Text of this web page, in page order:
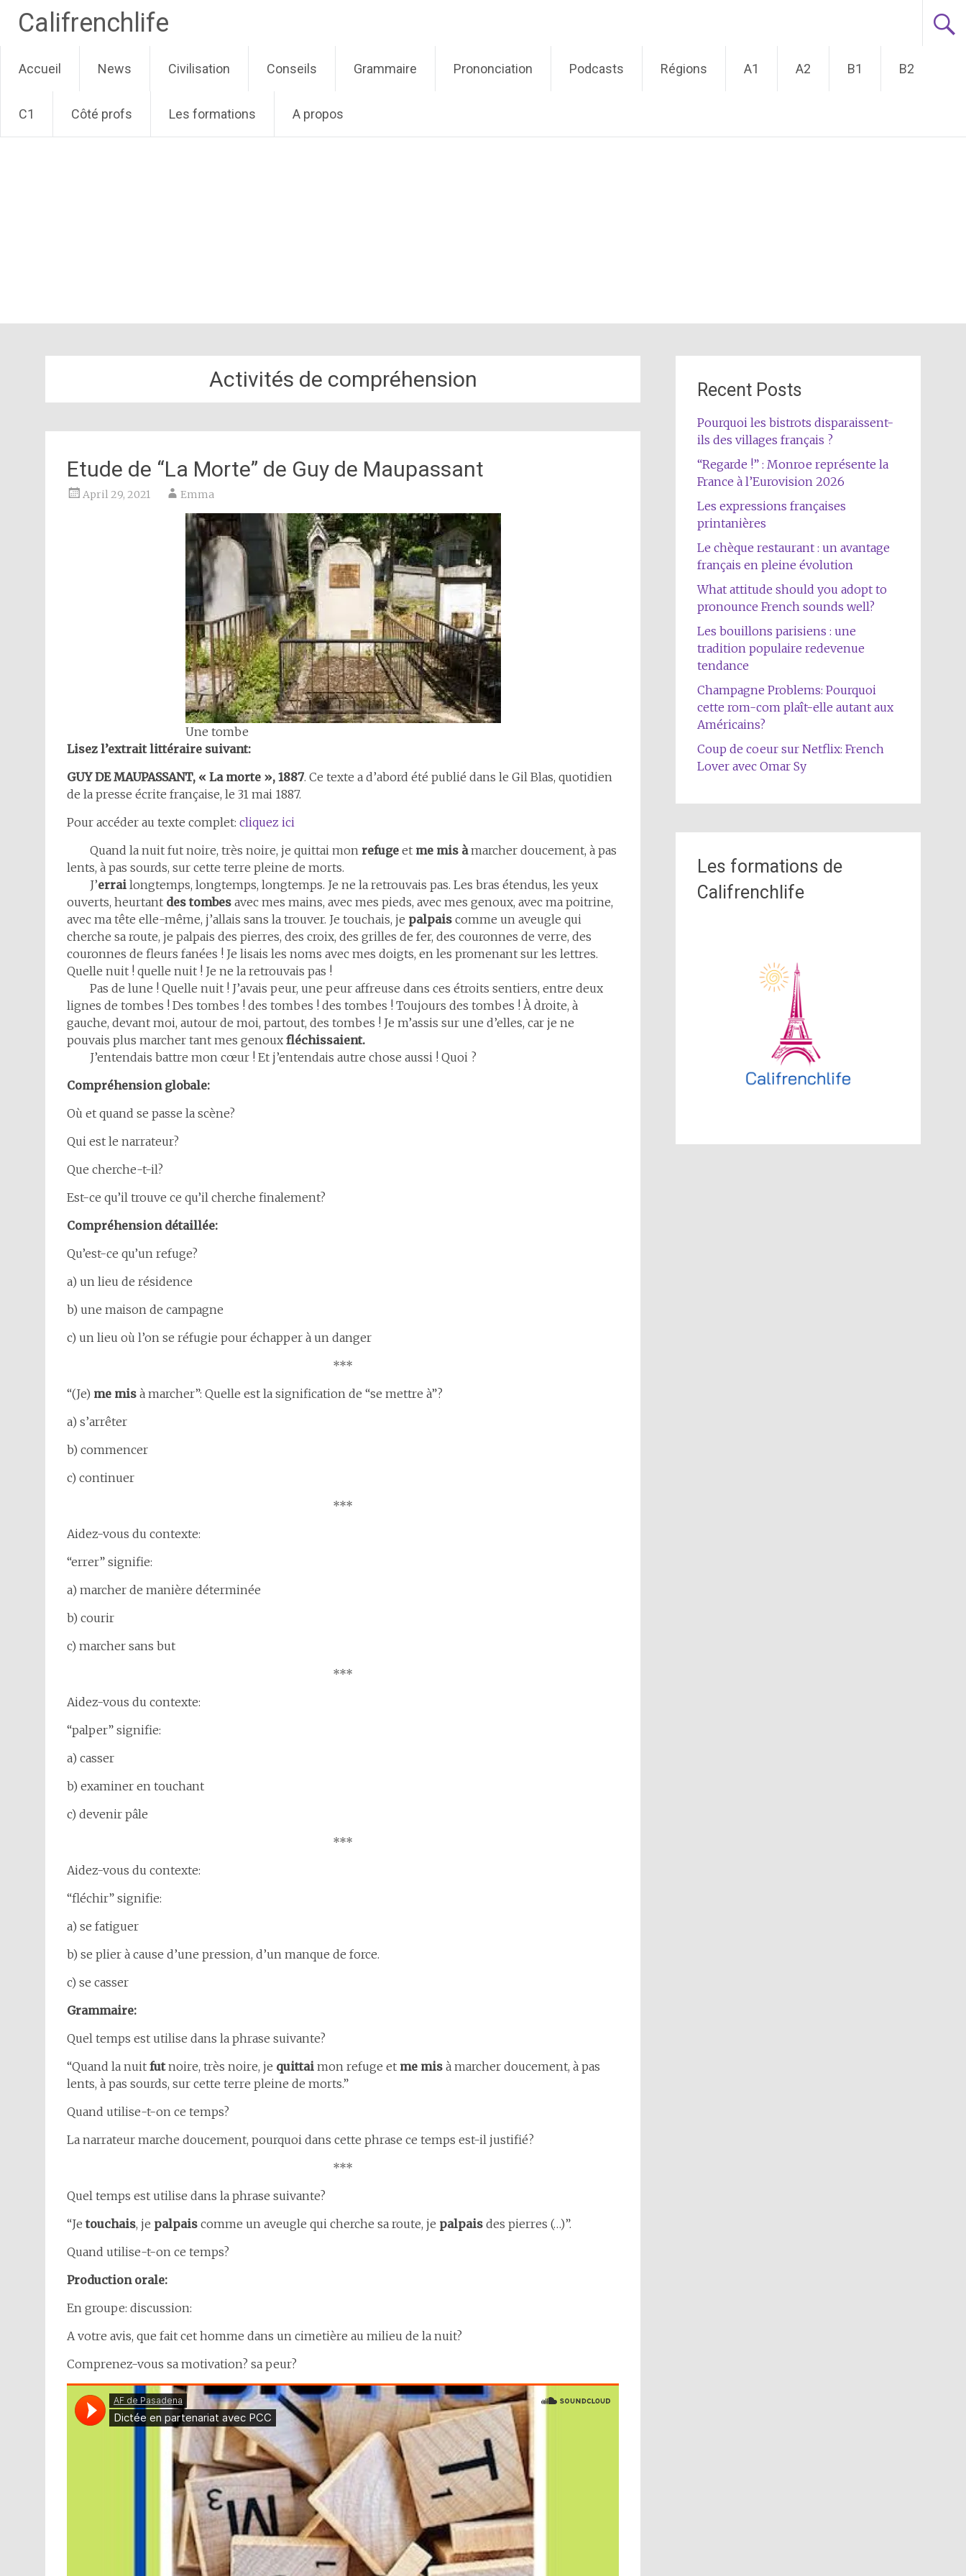
Califrenchlife
to
content
Accueil News Civilisation Conseils Grammaire Prononciation Podcasts Régions A1 A2 B1 B2
C1 Côté profs Les formations A propos
Activités de compréhension
Etude de “La Morte” de Guy de Maupassant
April 29, 2021 Emma
Une tombe
Lisez l’extrait littéraire suivant:
GUY DE MAUPASSANT, « La morte », 1887. Ce texte a d’abord été publié dans le Gil Blas, quotidien
de la presse écrite française, le 31 mai 1887.
Pour accéder au texte complet: cliquez ici
Quand la nuit fut noire, très noire, je quittai mon refuge et me mis àmarcher doucement, à pas
lents, à pas sourds, sur cette terre pleine de morts.
J’errai longtemps, longtemps, longtemps. Je ne la retrouvais pas. Les bras étendus, les yeux
ouverts, heurtant des tombes avec mes mains, avec mes pieds, avec mes genoux, avec ma poitrine,
avec ma tête elle-même, j’allais sans la trouver. Je touchais, je palpais comme un aveugle qui
cherche sa route, je palpais des pierres, des croix, des grilles de fer, des couronnes de verre, des
couronnes de fleurs fanées ! Je lisais les noms avec mes doigts, en les promenant sur les lettres.
Quelle nuit ! quelle nuit ! Je ne la retrouvais pas !
Pas de lune ! Quelle nuit ! J’avais peur, une peur affreuse dans ces étroits sentiers, entre deux
lignes de tombes ! Des tombes ! des tombes ! des tombes ! Toujours des tombes ! À droite, à
gauche, devant moi, autour de moi, partout, des tombes ! Je m’assis sur une d’elles, car je ne
pouvais plus marcher tant mes genoux fléchissaient.
J’entendais battre mon cœur ! Et j’entendais autre chose aussi ! Quoi ?
Compréhension globale:
Où et quand se passe la scène?
Qui est le narrateur?
Que cherche-t-il?
Est-ce qu’il trouve ce qu’il cherche finalement?
Compréhension détaillée:
Qu’est-ce qu’un refuge?
a) un lieu de résidence
b) une maison de campagne
c) un lieu où l’on se réfugie pour échapper à un danger
***
“(Je) me mis à marcher”: Quelle est la signification de “se mettre à”?
a) s’arrêter
b) commencer
c) continuer
***
Aidez-vous du contexte:
“errer” signifie:
a) marcher de manière déterminée
b) courir
c) marcher sans but
***
Aidez-vous du contexte:
“palper” signifie:
a) casser
b) examiner en touchant
c) devenir pâle
***
Aidez-vous du contexte:
“fléchir” signifie:
a) se fatiguer
b) se plier à cause d’une pression, d’un manque de force.
c) se casser
Grammaire:
Quel temps est utilise dans la phrase suivante?
“Quand la nuit futnoire, très noire, je quittai mon refuge et me mis à marcher doucement, à pas
lents, à pas sourds, sur cette terre pleine de morts.”
Quand utilise-t-on ce temps?
La narrateur marche doucement, pourquoi dans cette phrase ce temps est-il justifié?
***
Quel temps est utilise dans la phrase suivante?
“Jetouchais, je palpais comme un aveugle qui cherche sa route, je palpais des pierres (…)”.
Quand utilise-t-on ce temps?
Production orale:
En groupe: discussion:
A votre avis, que fait cet homme dans un cimetière au milieu de la nuit?
Comprenez-vous sa motivation? sa peur?
Recent Posts
Pourquoi les bistrots disparaissent-
ils des villages français ?
“Regarde !” : Monroe représente la
France à l’Eurovision 2026
Les expressions françaises
printanières
Le chèque restaurant : un avantage
français en pleine évolution
What attitude should you adopt to
pronounce French sounds well?
Les bouillons parisiens : une
tradition populaire redevenue
tendance
Champagne Problems: Pourquoi
cette rom-com plaît-elle autant aux
Américains?
Coup de coeur sur Netflix: French
Lover avec Omar Sy
Les formations de
Califrenchlife